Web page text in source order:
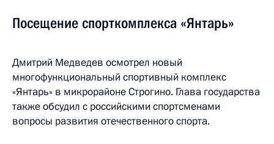
Посещение спорткомплекса «Янтарь»
Дмитрий Медведев осмотрел новый
многофункциональный спортивный комплекс
«Янтарь» в микрорайоне Строгино. Глава государства
также обсудил с российскими спортсменами
вопросы развития отечественного спорта.